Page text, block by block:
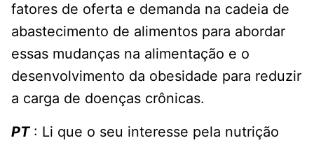
fatores de oferta e demanda na cadeia de
abastecimento de alimentos para abordar
essas mudanças na alimentação e o
desenvolvimento da obesidade para reduzir
a carga de doenças crônicas.
PT: Li que o seu interesse pela nutrição